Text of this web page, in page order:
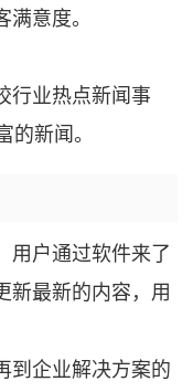
意度。
行业热点新闻事
的新闻。
用户通过软件来了
新最新的内容，用
到企业解决方案的